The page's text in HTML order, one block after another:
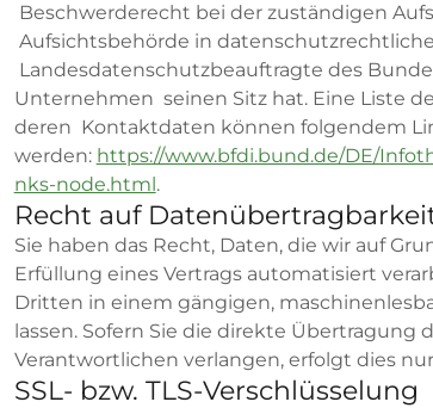
Beschwerderecht bei der zuständigen
Aufsichtsbehörde in
Landesdatenschutzbeauftragte des
Unternehmen seinen Sitz hat. Eine Liste
deren Kontaktdaten können folgendem
werden: https://www.bfdi.bund.de/DE/
nks-node.html.
Recht auf
Sie haben das Recht, Daten, die wir auf
Erfüllung eines Vertrags automatisiert
Dritten in einem gängigen,
lassen. Sofern Sie die direkte Übertragung
Verantwortlichen verlangen, erfolgt dies
SSL- bzw. TLS-Verschlüsselung